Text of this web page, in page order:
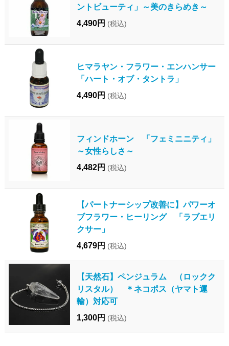
ントビューティ」～美のきらめき～
4,490円 (税込)
ヒマラヤン・フラワー・エンハンサー
「ハート・オブ・タントラ」
4,490円 (税込)
フィンドホーン 「フェミニニティ」
～女性らしさ～
4,482円 (税込)
【パートナーシップ改善に】パワーオ
ブフラワー・ヒーリング 「ラブエリ
クサー」
4,679円 (税込)
【天然石】ペンジュラム （ロックク
リスタル） ＊ネコポス（ヤマト運
輸）対応可
1,300円 (税込)